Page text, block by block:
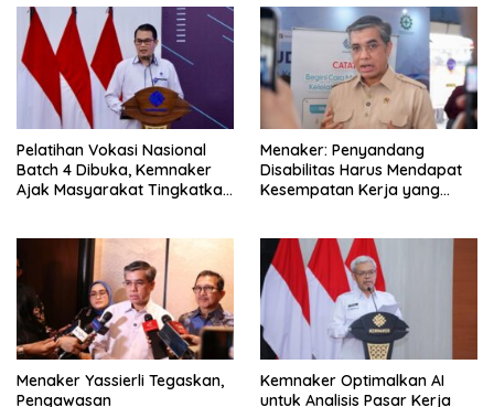
Pelatihan Vokasi Nasional
Batch 4 Dibuka, Kemnaker
Ajak Masyarakat Tingkatkan
Menaker: Penyandang
Disabilitas Harus Mendapat
Kesempatan Kerja yang
Menaker Yassierli Tegaskan,
Pengawasan
Kemnaker Optimalkan AI
untuk Analisis Pasar Kerja